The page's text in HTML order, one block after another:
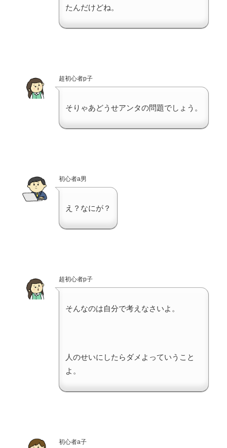
たんだけどね。
超初心者p子
そりゃあどうせアンタの問題でしょう。
初心者a男
え？なにが？
超初心者p子
そんなのは自分で考えなさいよ。
人のせいにしたらダメよっていうこと
よ。
初心者a子